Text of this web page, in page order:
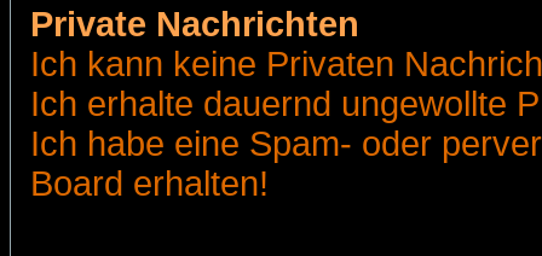
Private Nachrichten
Ich kann keine Privaten
Ich erhalte dauernd ungewollte
Ich habe eine Spam- oder
Board erhalten!